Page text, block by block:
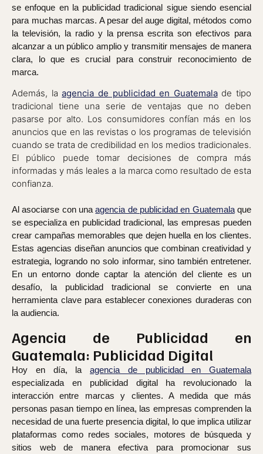
se enfoque en la publicidad tradicional sigue siendo esencial
para muchas marcas. A pesar del auge digital, métodos como
la televisión, la radio y la prensa escrita son efectivos para
alcanzar a un público amplio y transmitir mensajes de manera
clara, lo que es crucial para construir reconocimiento de
marca.
Además, laagencia de publicidad en Guatemalade tipo
tradicional tiene una serie de ventajas que no deben
pasarse por alto. Los consumidores confían más en los
anuncios que en las revistas o los programas de televisión
cuando se trata de credibilidad en los medios tradicionales.
El público puede tomar decisiones de compra más
informadas y más leales a la marca como resultado de esta
confianza.
Al asociarse con unaagencia de publicidad en Guatemalaque
se especializa en publicidad tradicional, las empresas pueden
crear campañas memorables que dejen huella en los clientes.
Estas agencias diseñan anuncios que combinan creatividad y
estrategia, logrando no solo informar, sino también entretener.
En un entorno donde captar la atención del cliente es un
desafío, la publicidad tradicional se convierte en una
herramienta clave para establecer conexiones duraderas con
la audiencia.
Agencia de Publicidad en
Guatemala: Publicidad Digital
Hoy en día, la agencia de publicidad en Guatemala
especializada en publicidad digital ha revolucionado la
interacción entre marcas y clientes. A medida que más
personas pasan tiempo en línea, las empresas comprenden la
necesidad de una fuerte presencia digital, lo que implica utilizar
plataformas como redes sociales, motores de búsqueda y
sitios web de manera efectiva para promocionar sus